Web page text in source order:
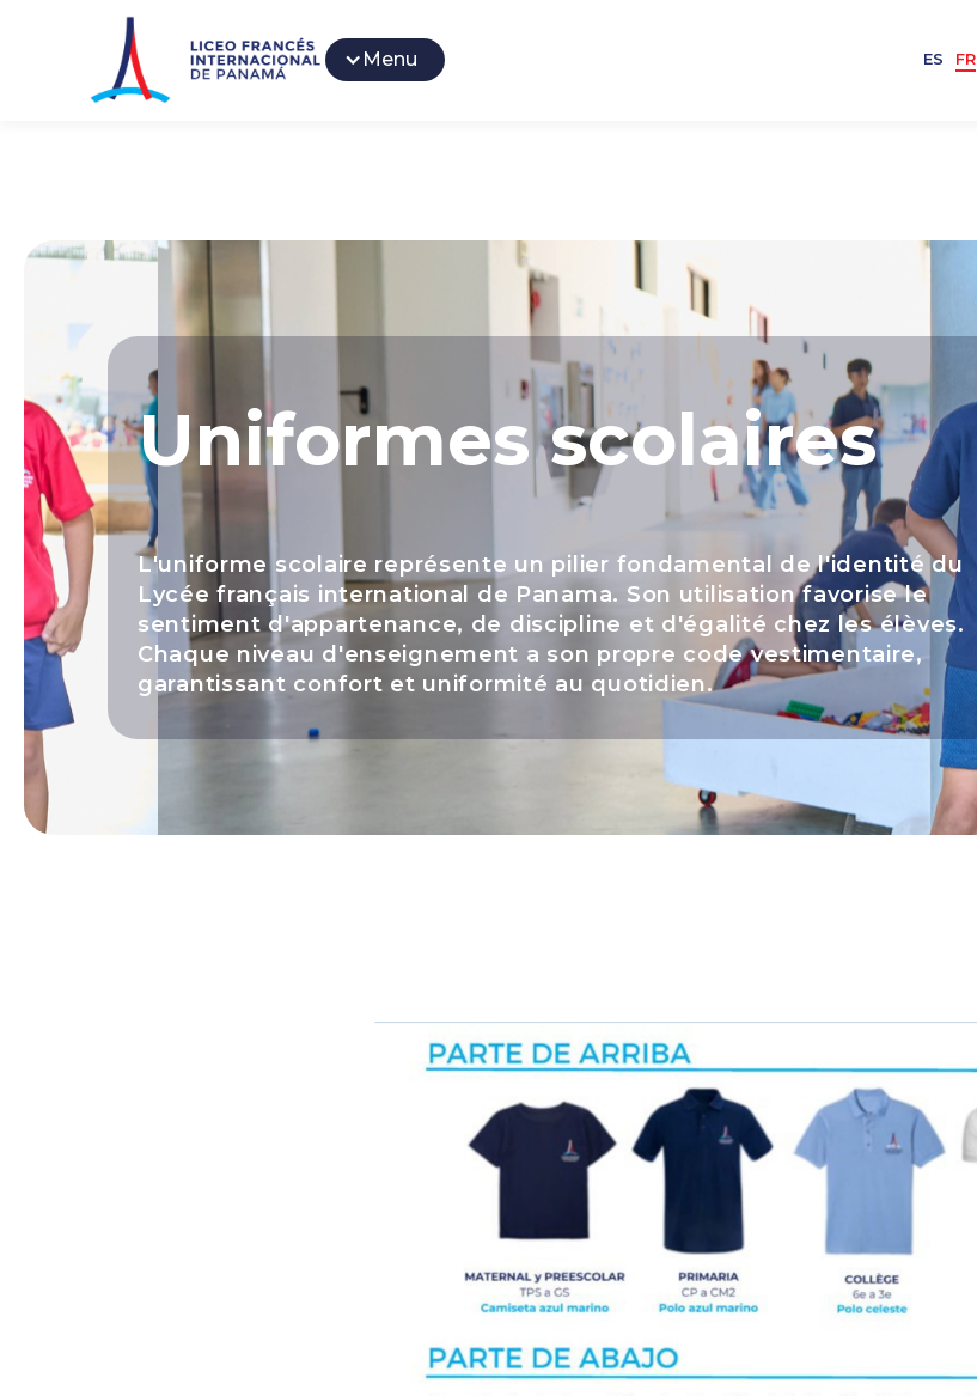
Menu ES FR
Uniformes scolaires
L'uniforme scolaire représente un pilier fondamental de l'identité du
Lycée français international de Panama. Son utilisation favorise le
sentiment d'appartenance, de discipline et d'égalité chez les élèves.
Chaque niveau d'enseignement a son propre code vestimentaire,
garantissant confort et uniformité au quotidien.